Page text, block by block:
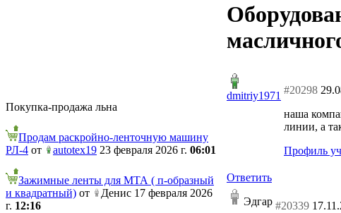
Покупка-продажа льна
Продам раскройно-ленточную машину
РЛ-4 от autotex19 23 февраля 2026 г. 06:01
Зажимные ленты для МТА ( п-образный
и квадратный) от
Денис 17 февраля 2026
г. 12:16
dmitriy1971 #20298
наша
линии, а
Профиль
Ответить
Эдгар #20339